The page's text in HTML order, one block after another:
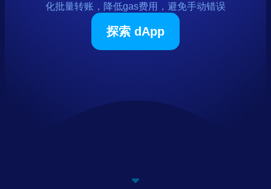
化批量转账，降低gas费用，避免手动错误
探索 dApp